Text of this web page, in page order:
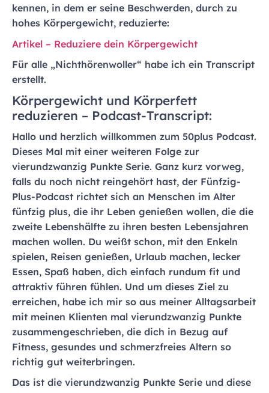
kennen, in dem er seine Beschwerden, durch zu
hohes Körpergewicht, reduzierte:
Artikel – Reduziere dein Körpergewicht
Für alle „Nichthörenwoller“ habe ich ein Transcript
erstellt.
Körpergewicht und Körperfett
reduzieren – Podcast-Transcript:
Hallo und herzlich willkommen zum 50plus Podcast.
Dieses Mal mit einer weiteren Folge zur
vierundzwanzig Punkte Serie. Ganz kurz vorweg,
falls du noch nicht reingehört hast, der Fünfzig-
Plus-Podcast richtet sich an Menschen im Alter
fünfzig plus, die ihr Leben genießen wollen, die die
zweite Lebenshälfte zu ihren besten Lebensjahren
machen wollen. Du weißt schon, mit den Enkeln
spielen, Reisen genießen, Urlaub machen, lecker
Essen, Spaß haben, dich einfach rundum fit und
attraktiv führen fühlen. Und um dieses Ziel zu
erreichen, habe ich mir so aus meiner Alltagsarbeit
mit meinen Klienten mal vierundzwanzig Punkte
zusammengeschrieben, die dich in Bezug auf
Fitness, gesundes und schmerzfreies Altern so
richtig gut weiterbringen.
Das ist die vierundzwanzig Punkte Serie und diese